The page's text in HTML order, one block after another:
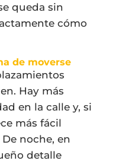
queda sin
cómo
de moverse
Hay más
en la calle y, si
más fácil
noche, en
detalle